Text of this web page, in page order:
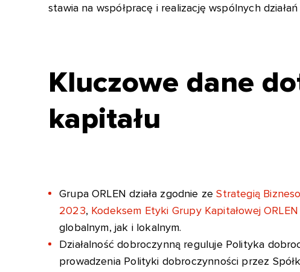
stawia na współpracę i realizację wspólnych
Kluczowe dane
kapitału
Grupa ORLEN działa zgodnie zeStrategią
2023, Kodeksem Etyki Grupy Kapitałowej ORLEN
globalnym, jak i lokalnym.
Działalność dobroczynną reguluje Polityka
prowadzenia Polityki dobroczynności przez